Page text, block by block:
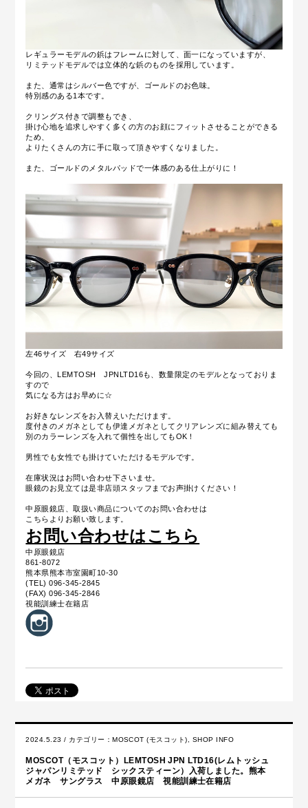
レギュラーモデルの鋲はフレームに対して、面一になっていますが、
リミテッドモデルでは立体的な鋲のものを採用しています。
また、通常はシルバー色ですが、ゴールドのお色味。
特別感のある1本です。
クリングス付きで調整もでき、
掛け心地を追求しやすく多くの方のお顔にフィットさせることができる
ため、
よりたくさんの方に手に取って頂きやすくなりました。
また、ゴールドのメタルパッドで一体感のある仕上がりに！
左46サイズ 右49サイズ
今回の、LEMTOSH JPNLTD16も、数量限定のモデルとなっておりま
すので
気になる方はお早めに☆
お好きなレンズをお入替えいただけます。
度付きのメガネとしても伊達メガネとしてクリアレンズに組み替えても
別のカラーレンズを入れて個性を出してもOK！
男性でも女性でも掛けていただけるモデルです。
在庫状況はお問い合わせ下さいませ。
眼鏡のお見立ては是非店頭スタッフまでお声掛けください！
中原眼鏡店、取扱い商品についてのお問い合わせは
こちらよりお願い致します。
お問い合わせはこちら
中原眼鏡店
861-8072
熊本県熊本市室園町10-30
(TEL) 096-345-2845
(FAX) 096-345-2846
視能訓練士在籍店
2024.5.23 / カテゴリー：MOSCOT (モスコット) SHOP INFO
MOSCOT（モスコット）LEMTOSH JPN LTD16(レムトッシュ
ジャパンリミテッド シックスティーン）入荷しました。熊本
メガネ サングラス 中原眼鏡店 視能訓練士在籍店